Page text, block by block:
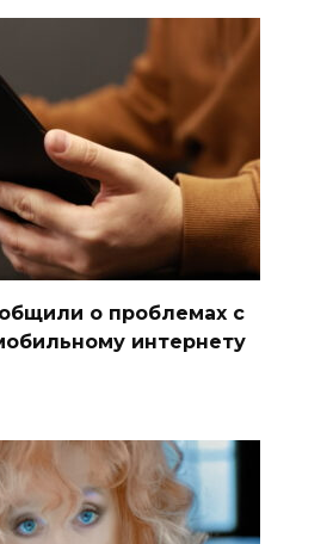
о проблемах с
интернету